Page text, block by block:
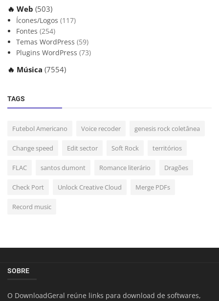
🔥 Web (503)
Ícones/Logos (117)
Fontes (254)
Temas WordPress (59)
Plugins WordPress (73)
🔥 Música (7554)
TAGS
Futebol Americano Voice recoder genesis rock coletânea
Change speed Edit sector Soft Rock territórios
FLAC santos dumont Romance literário Dragões
Check Port Unlock Creative Cloud Merge PDFs
Record music
SOBRE
O DownloadGeral reúne links para download de softwares,